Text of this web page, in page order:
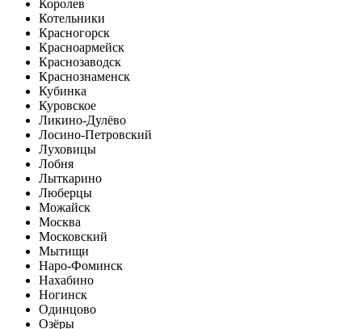
Королев
Котельники
Красногорск
Красноармейск
Краснозаводск
Краснознаменск
Кубинка
Куровское
Ликино-Дулёво
Лосино-Петровский
Луховицы
Лобня
Лыткарино
Люберцы
Можайск
Москва
Московский
Мытищи
Наро-Фоминск
Нахабино
Ногинск
Одинцово
Озёры